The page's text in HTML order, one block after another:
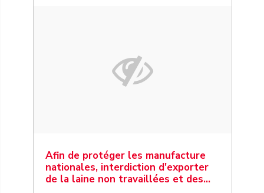
Afin de protéger les manufacture
nationales, interdiction d'exporter
de la laine non travaillées et des…